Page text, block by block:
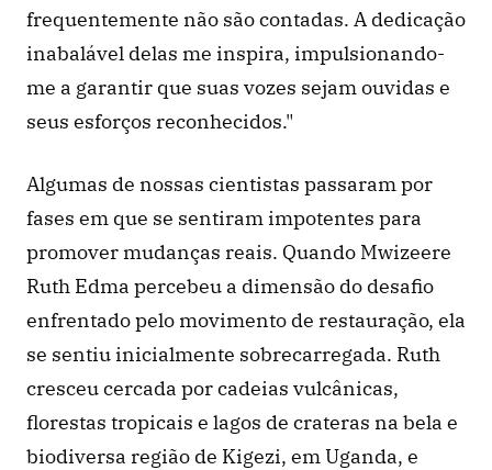
frequentemente não são contadas. A dedicação
inabalável delas me inspira, impulsionando-
me a garantir que suas vozes sejam ouvidas e
seus esforços reconhecidos."
Algumas de nossas cientistas passaram por
fases em que se sentiram impotentes para
promover mudanças reais. Quando Mwizeere
Ruth Edma percebeu a dimensão do desafio
enfrentado pelo movimento de restauração, ela
se sentiu inicialmente sobrecarregada. Ruth
cresceu cercada por cadeias vulcânicas,
florestas tropicais e lagos de crateras na bela e
biodiversa região de Kigezi, em Uganda, e